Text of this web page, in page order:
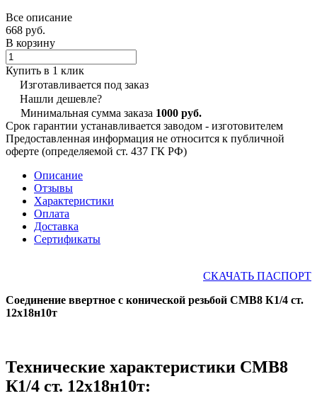
Все описание
668 руб.
В корзину
Купить в 1 клик
Изготавливается под заказ
Нашли дешевле?
Минимальная сумма заказа 1000 руб.
Срок гарантии устанавливается заводом - изготовителем
Предоставленная информация не относится к публичной
оферте (определяемой ст. 437 ГК РФ)
Описание
Отзывы
Характеристики
Оплата
Доставка
Сертификаты
СКАЧАТЬ ПАСПОРТ
Соединение ввертное с конической резьбой СМВ8 К1/4 ст.
12х18н10т
Технические характеристики СМВ8
К1/4 ст. 12х18н10т: